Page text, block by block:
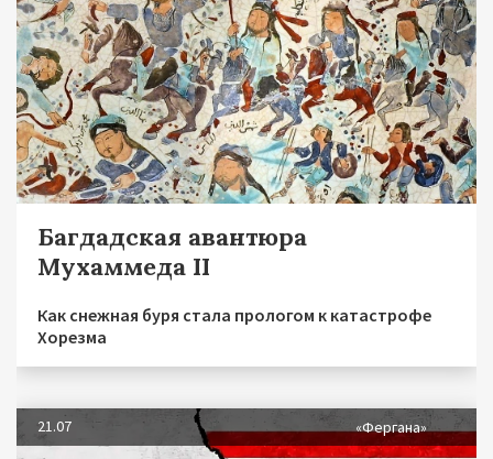
Багдадская авантюра
Мухаммеда II
Как снежная буря стала прологом к катастрофе
Хорезма
21.07 «Фергана»